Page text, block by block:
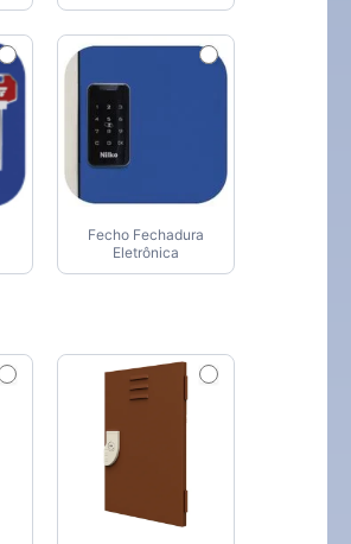
Fecho Fechadura
Eletrônica